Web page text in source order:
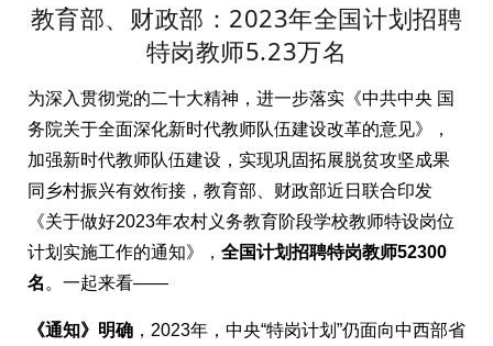
教育部、财政部：2023年全国计划招聘
特岗教师5.23万名
为深入贯彻党的二十大精神，进一步落实《中共中央 国
务院关于全面深化新时代教师队伍建设改革的意见》，
加强新时代教师队伍建设，实现巩固拓展脱贫攻坚成果
同乡村振兴有效衔接，教育部、财政部近日联合印发
《关于做好2023年农村义务教育阶段学校教师特设岗位
计划实施工作的通知》， 全国计划招聘特岗教师52300
名 。一起来看——
《通知》明确 ，2023年，中央“特岗计划”仍面向中西部省